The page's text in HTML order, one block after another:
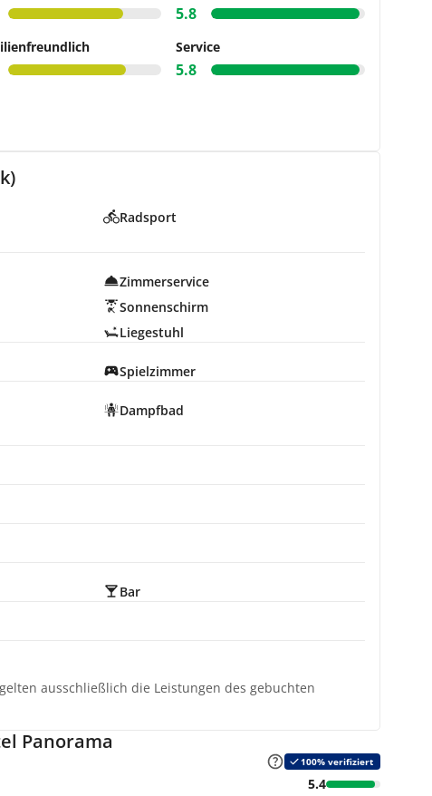
5.8
Service
5.8
Radsport
Zimmerservice
Sonnenschirm
Liegestuhl
Spielzimmer
Dampfbad
Bar
ausschließlich die Leistungen des gebuchten
Panorama
100% verifiziert
5.4